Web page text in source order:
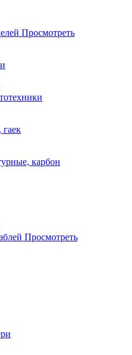
Просмотреть
карбон
Просмотреть